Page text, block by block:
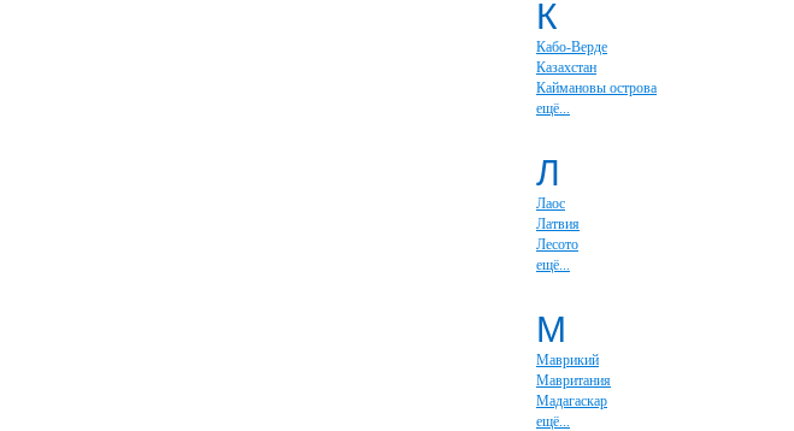
К
Кабо-Верде
Казахстан
Каймановы острова
ещё...
Л
Лаос
Латвия
Лесото
ещё...
М
Маврикий
Мавритания
Мадагаскар
ещё...